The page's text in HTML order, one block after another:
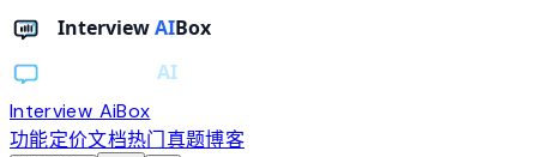
Interview AiBox
功能定价文档热门真题博客